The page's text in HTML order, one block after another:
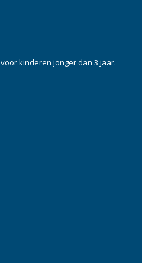
kinderen jonger dan 3 jaar.